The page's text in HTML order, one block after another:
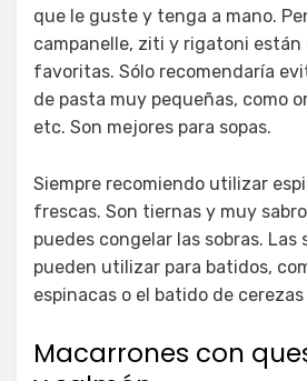
que le guste y tenga a mano.
campanelle, ziti y rigatoni están
favoritas. Sólo recomendaría
de pasta muy pequeñas, como
etc. Son mejores para sopas.
Siempre recomiendo utilizar
frescas. Son tiernas y muy
puedes congelar las sobras. Las
pueden utilizar para batidos,
espinacas o el batido de
Macarrones con